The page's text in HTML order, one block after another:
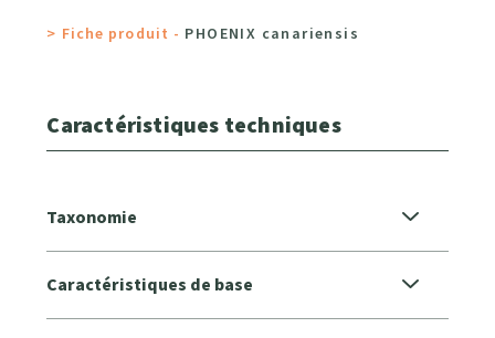
> Fiche produit - PHOENIX canariensis
Caractéristiques techniques
Taxonomie
Caractéristiques de base